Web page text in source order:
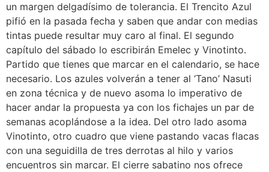
un margen delgadísimo de tolerancia. El Trencito Azul
pifió en la pasada fecha y saben que andar con medias
tintas puede resultar muy caro al final. El segundo
capítulo del sábado lo escribirán Emelec y Vinotinto.
Partido que tienes que marcar en el calendario, se hace
necesario. Los azules volverán a tener al ‘Tano’ Nasuti
en zona técnica y de nuevo asoma lo imperativo de
hacer andar la propuesta ya con los fichajes un par de
semanas acoplándose a la idea. Del otro lado asoma
Vinotinto, otro cuadro que viene pastando vacas flacas
con una seguidilla de tres derrotas al hilo y varios
encuentros sin marcar. El cierre sabatino nos ofrece